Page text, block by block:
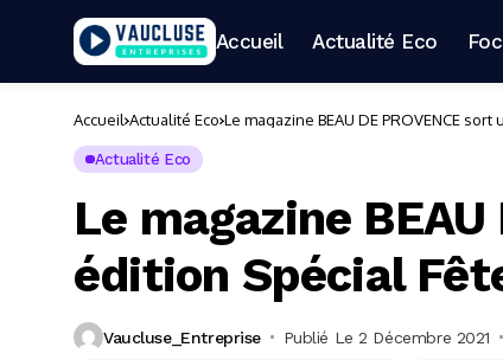
Accueil Actualité Eco
Accueil Actualité Eco Le magazine BEAU DE PROVENCE
Actualité Eco
Le magazine
édition Spécial
Vaucluse_Entreprise Publié Le 2 Décembre 2021